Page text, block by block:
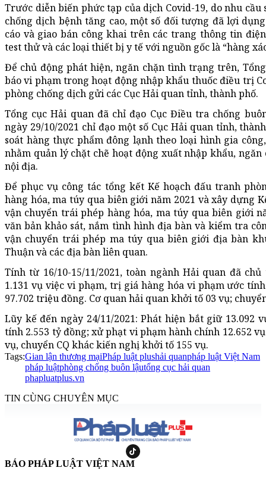
Trước diễn biến phức tạp của dịch Covid-19, do nhu
chống dịch bệnh tăng cao, một số đối tượng đã lợi
cáo và giao bán công khai trên các trang thông tin
test thử và các loại thiết bị y tế với nguồn gốc là “hàng
Để chủ động phát hiện, ngăn chặn tình trạng trên,
báo vi phạm trong hoạt động nhập khẩu thuốc điều trị
phòng chống dịch gửi các Cục Hải quan tỉnh, thành phố.
Tổng cục Hải quan đã chỉ đạo Cục Điều tra chống
ngày 29/10/2021 chỉ đạo một số Cục Hải quan tỉnh,
soát hàng thực phẩm đông lạnh theo loại hình gia
nhằm quản lý chặt chẽ hoạt động xuất nhập khẩu,
nội địa.
Để phục vụ công tác tổng kết Kế hoạch đấu tranh
hàng hóa, ma túy qua biên giới năm 2021 và xây dựng
vận chuyển trái phép hàng hóa, ma túy qua biên giới
văn bản khảo sát, nắm tình hình địa bàn và kiểm tra
vận chuyển trái phép ma túy qua biên giới địa bàn
Thuận và các địa bàn liên quan.
Tính từ 16/10-15/11/2021, toàn ngành Hải quan đã
1.131 vụ việc vi phạm, trị giá hàng hóa vi phạm ước
97.702 triệu đồng. Cơ quan hải quan khởi tố 03 vụ;
Lũy kế đến ngày 24/11/2021: Phát hiện bắt giữ
tính 2.553 tỷ đồng; xử phạt vi phạm hành chính 12.652
vụ, chuyển CQ khác kiến nghị khởi tố 155 vụ.
Tags:Gian lận thương mạiPháp luật plushải quanpháp luật Việt Nam
pháp luậtphòng chống buôn lậutổng cục hải quan
phapluatplus.vn
TIN CÙNG CHUYÊN MỤC
BÁO PHÁP LUẬT VIỆT NAM